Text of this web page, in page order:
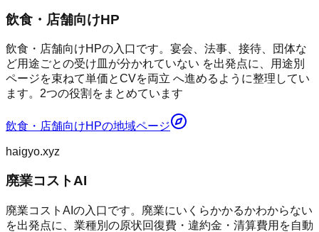
飲食・店舗向けHP
飲食・店舗向けHPの入口です。宴会、法事、接待、団体な
ど用途ごとの受け皿が分かれていない を出発点に、用途別
ページを束ねて単価とCVを両立 へ進めるように整理してい
ます。2つの役割をまとめています
飲食・店舗向けHPの地域ページ
haigyo.xyz
廃業コストAI
廃業コストAIの入口です。廃業にいくらかかるかわからない
を出発点に、業種別の原状回復費・違約金・清算費用を自動